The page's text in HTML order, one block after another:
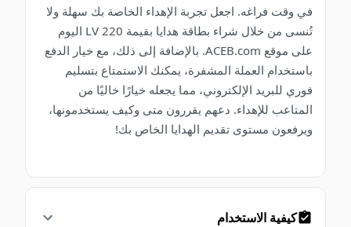
في وقت فراغه. اجعل تجربة الإهداء الخاصة بك سهلة ولا
تُنسى من خلال شراء بطاقة هدايا بقيمة 220 LV اليوم
على موقع ACEB.com. بالإضافة إلى ذلك، مع خيار الدفع
باستخدام العملة المشفرة، يمكنك الاستمتاع بتسليم
فوري للبريد الإلكتروني، مما يجعله خيارًا خاليًا من
المتاعب للإهداء. دعهم يقررون متى وكيف يستخدمونها،
ويرفعون مستوى تقديم الهدايا الخاص بك!
كيفية الاستخدام